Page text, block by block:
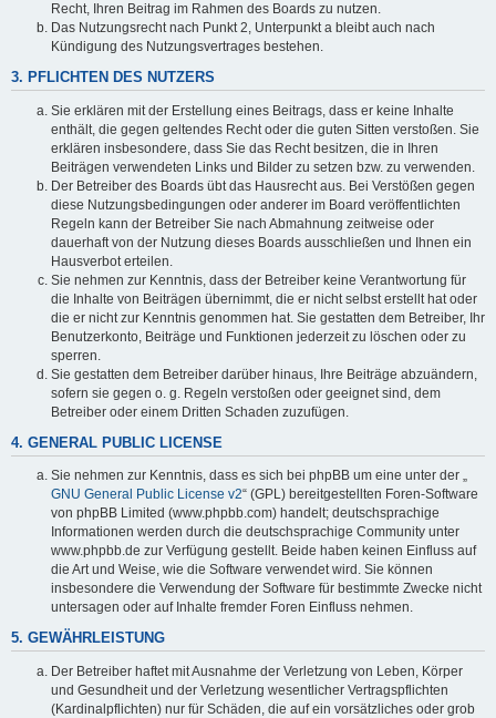
Recht, Ihren Beitrag im Rahmen des Boards zu nutzen.
Das Nutzungsrecht nach Punkt 2, Unterpunkt a bleibt auch nach
Kündigung des Nutzungsvertrages bestehen.
3. PFLICHTEN DES NUTZERS
Sie erklären mit der Erstellung eines Beitrags, dass er keine Inhalte
enthält, die gegen geltendes Recht oder die guten Sitten verstoßen. Sie
erklären insbesondere, dass Sie das Recht besitzen, die in Ihren
Beiträgen verwendeten Links und Bilder zu setzen bzw. zu verwenden.
Der Betreiber des Boards übt das Hausrecht aus. Bei Verstößen gegen
diese Nutzungsbedingungen oder anderer im Board veröffentlichten
Regeln kann der Betreiber Sie nach Abmahnung zeitweise oder
dauerhaft von der Nutzung dieses Boards ausschließen und Ihnen ein
Hausverbot erteilen.
Sie nehmen zur Kenntnis, dass der Betreiber keine Verantwortung für
die Inhalte von Beiträgen übernimmt, die er nicht selbst erstellt hat oder
die er nicht zur Kenntnis genommen hat. Sie gestatten dem Betreiber, Ihr
Benutzerkonto, Beiträge und Funktionen jederzeit zu löschen oder zu
sperren.
Sie gestatten dem Betreiber darüber hinaus, Ihre Beiträge abzuändern,
sofern sie gegen o. g. Regeln verstoßen oder geeignet sind, dem
Betreiber oder einem Dritten Schaden zuzufügen.
4. GENERAL PUBLIC LICENSE
Sie nehmen zur Kenntnis, dass es sich bei phpBB um eine unter der „
GNU General Public License v2“ (GPL) bereitgestellten Foren-Software
von phpBB Limited (www.phpbb.com) handelt; deutschsprachige
Informationen werden durch die deutschsprachige Community unter
www.phpbb.de zur Verfügung gestellt. Beide haben keinen Einfluss auf
die Art und Weise, wie die Software verwendet wird. Sie können
insbesondere die Verwendung der Software für bestimmte Zwecke nicht
untersagen oder auf Inhalte fremder Foren Einfluss nehmen.
5. GEWÄHRLEISTUNG
Der Betreiber haftet mit Ausnahme der Verletzung von Leben, Körper
und Gesundheit und der Verletzung wesentlicher Vertragspflichten
(Kardinalpflichten) nur für Schäden, die auf ein vorsätzliches oder grob